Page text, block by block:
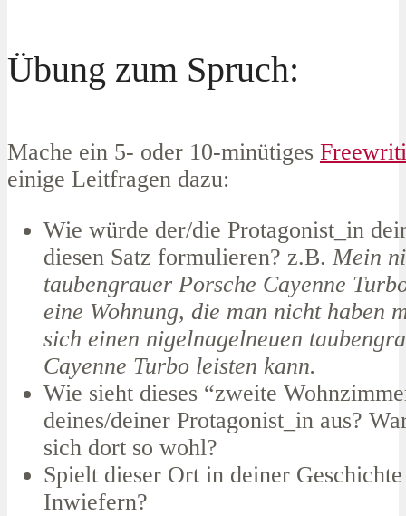
Übung zum Spruch:
Mache ein 5- oder 10-minütiges
einige Leitfragen dazu:
Wie würde der/die Protagonist_in
diesen Satz formulieren? z.B. Mein
taubengrauer Porsche Cayenne
eine Wohnung, die man nicht haben
sich einen nigelnagelneuen
Cayenne Turbo leisten kann.
Wie sieht dieses “zweite
deines/deiner Protagonist_in aus?
sich dort so wohl?
Spielt dieser Ort in deiner
Inwiefern?